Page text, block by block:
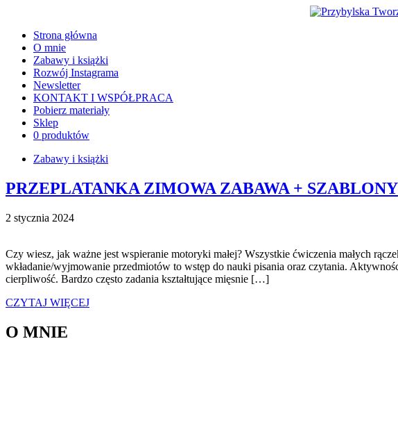
Strona główna
O mnie
Zabawy i książki
Rozwój Instagrama
Newsletter
KONTAKT I WSPÓŁPRACA
Pobierz materiały
Sklep
0 produktów
Zabawy i książki
PRZEPLATANKA ZIMOWA ZABAWA + SZABLONY
2 stycznia 2024
Czy wiesz, jak ważne jest wspieranie motoryki małej? Wszystkie ćwiczenia małych
wkładanie/wyjmowanie przedmiotów to wstęp do nauki pisania oraz czytania.
cierpliwość. Bardzo często zadania kształtujące mięsnie […]
CZYTAJ WIĘCEJ
O MNIE